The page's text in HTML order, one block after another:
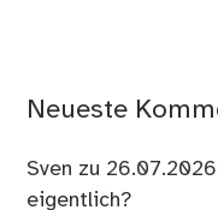
Neueste
Sven zu
eigentlich?